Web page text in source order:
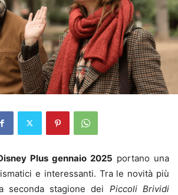
Plus gennaio 2025 portano una
e interessanti. Tra le novità più
seconda stagione dei Piccoli Brividi